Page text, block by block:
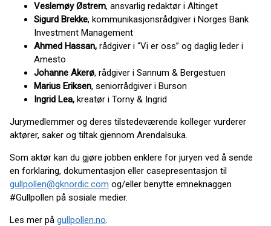
Veslemøy Østrem, ansvarlig redaktør i Altinget
Sigurd Brekke, kommunikasjonsrådgiver i Norges Bank
Investment Management
Ahmed Hassan, rådgiver i “Vi er oss” og daglig leder i
Amesto
Johanne Akerø, rådgiver i Sannum & Bergestuen
Marius Eriksen, seniorrådgiver i Burson
Ingrid Lea, kreatør i Torny & Ingrid
Jurymedlemmer og deres tilstedeværende kolleger vurderer
aktører, saker og tiltak gjennom Arendalsuka.
Som aktør kan du gjøre jobben enklere for juryen ved å sende
en forklaring, dokumentasjon eller casepresentasjon til
gullpollen@gknordic.com og/eller benytte emneknaggen
#Gullpollen på sosiale medier.
Les mer på gullpollen.no.